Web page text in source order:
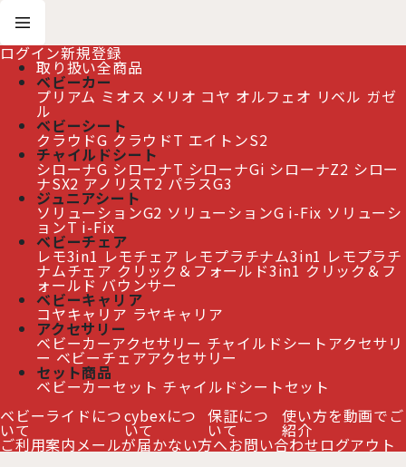
ログイン新規登録
取り扱い全商品
ベビーカー
プリアム ミオス メリオ コヤ オルフェオ リベル ガゼ
ル
ベビーシート
クラウドG クラウドT エイトンS2
チャイルドシート
シローナG シローナT シローナGi シローナZ2 シロー
ナSX2 アノリスT2 パラスG3
ジュニアシート
ソリューションG2 ソリューションG i-Fix ソリューシ
ョンT i-Fix
ベビーチェア
レモ3in1 レモチェア レモプラチナム3in1 レモプラチ
ナムチェア クリック＆フォールド3in1 クリック＆フ
ォールド バウンサー
ベビーキャリア
コヤキャリア ラヤキャリア
アクセサリー
ベビーカーアクセサリー チャイルドシートアクセサリ
ー ベビーチェアアクセサリー
セット商品
ベビーカーセット チャイルドシートセット
ベビーライドにつ
いて
cybexにつ
いて
保証につ
いて
使い方を動画でご
紹介
ご利用案内メールが届かない方へお問い合わせログアウト
> メールが届かない ～ドメイン指定について～
この度はサイベックス専門店 ベビーライドをご利用いただき誠にあ
りがとうございます。
当店では、ご注文直後にご注文確認メールを送信しております。
また、お問い合わせフォームにていただいたご質問にはその日の内
の返信を心がけております。（休業日、営業時間外を除く）
※万が一確認メールが届かない場合は、下記をご確認くださいま
せ。
①ご注文時のメールアドレスにお間違えはないでしょうか。
②メール指定受信などされていませんか。（
はbabyride.jpをご指定ください）
また、PCからのすべてのメールの受信拒否をされていません
か。
③当店からのメールが迷惑メールと間違えられ、迷惑メールフ